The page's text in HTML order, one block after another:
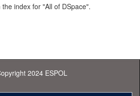
index for "All of DSpace".
2024 ESPOL